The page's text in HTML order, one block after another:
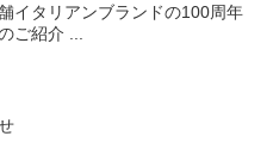
イタリアンブランドの100周年
ご紹介 ...